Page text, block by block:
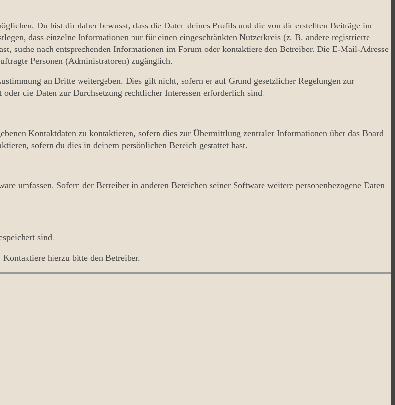
Du bist dir daher bewusst, dass die Daten deines Profils und die von dir erstellten Beiträge im
dass einzelne Informationen nur für einen eingeschränkten Nutzerkreis (z. B. andere registrierte
suche nach entsprechenden Informationen im Forum oder kontaktiere den Betreiber. Die E-Mail-Adresse
Personen (Administratoren) zugänglich.
an Dritte weitergeben. Dies gilt nicht, sofern er auf Grund gesetzlicher Regelungen zur
die Daten zur Durchsetzung rechtlicher Interessen erforderlich sind.
Kontaktdaten zu kontaktieren, sofern dies zur Übermittlung zentraler Informationen über das Board
sofern du dies in deinem persönlichen Bereich gestattet hast.
umfassen. Sofern der Betreiber in anderen Bereichen seiner Software weitere personenbezogene Daten
sind.
hierzu bitte den Betreiber.